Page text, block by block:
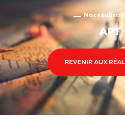
Nos
APT
REVENIR AUX